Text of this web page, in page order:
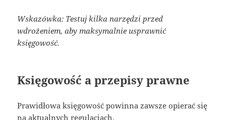
Wskazówka: Testuj kilka narzędzi przed
wdrożeniem, aby maksymalnie usprawnić
księgowość.
Księgowość a przepisy prawne
Prawidłowa księgowość powinna zawsze opierać się
na aktualnych regulacjach.